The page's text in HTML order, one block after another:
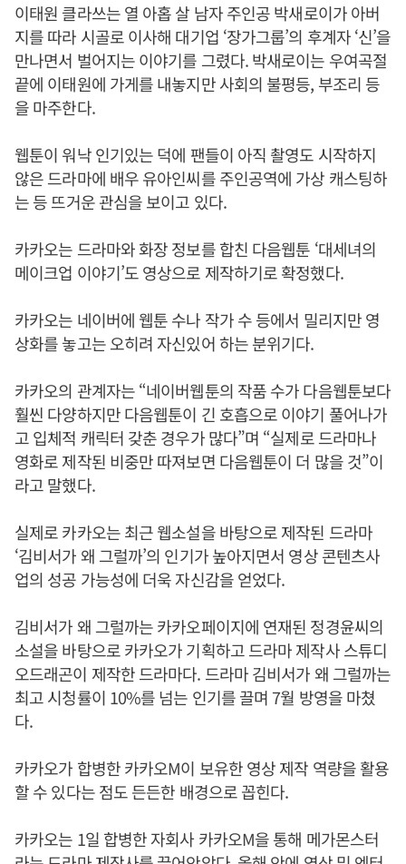
이태원 클라쓰는 열 아홉 살 남자 주인공 박새로이가 아버
지를 따라 시골로 이사해 대기업 ‘장가그룹’의 후계자 ‘신’을
만나면서 벌어지는 이야기를 그렸다. 박새로이는 우여곡절
끝에 이태원에 가게를 내놓지만 사회의 불평등, 부조리 등
을 마주한다.
웹툰이 워낙 인기있는 덕에 팬들이 아직 촬영도 시작하지
않은 드라마에 배우 유아인씨를 주인공역에 가상 캐스팅하
는 등 뜨거운 관심을 보이고 있다.
카카오는 드라마와 화장 정보를 합친 다음웹툰 ‘대세녀의
메이크업 이야기’도 영상으로 제작하기로 확정했다.
카카오는 네이버에 웹툰 수나 작가 수 등에서 밀리지만 영
상화를 놓고는 오히려 자신있어 하는 분위기다.
카카오의 관계자는 “네이버웹툰의 작품 수가 다음웹툰보다
훨씬 다양하지만 다음웹툰이 긴 호흡으로 이야기 풀어나가
고 입체적 캐릭터 갖춘 경우가 많다”며 “실제로 드라마나
영화로 제작된 비중만 따져보면 다음웹툰이 더 많을 것”이
라고 말했다.
실제로 카카오는 최근 웹소설을 바탕으로 제작된 드라마
‘김비서가 왜 그럴까’의 인기가 높아지면서 영상 콘텐츠사
업의 성공 가능성에 더욱 자신감을 얻었다.
김비서가 왜 그럴까는 카카오페이지에 연재된 정경윤씨의
소설을 바탕으로 카카오가 기획하고 드라마 제작사 스튜디
오드래곤이 제작한 드라마다. 드라마 김비서가 왜 그럴까는
최고 시청률이 10%를 넘는 인기를 끌며 7월 방영을 마쳤
다.
카카오가 합병한 카카오M이 보유한 영상 제작 역량을 활용
할 수 있다는 점도 든든한 배경으로 꼽힌다.
카카오는 1일 합병한 자회사 카카오M을 통해 메가몬스터